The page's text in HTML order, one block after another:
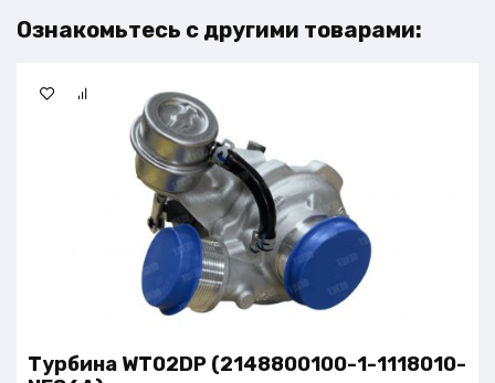
Ознакомьтесь с другими товарами:
Турбина WT02DP (2148800100-1-1118010-